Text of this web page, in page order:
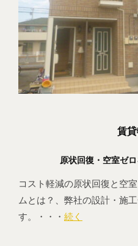
賃
原状回復・空室ゼ
コスト軽減の原状回復と空
ムとは？、弊社の設計・施
す。・・・ 続く